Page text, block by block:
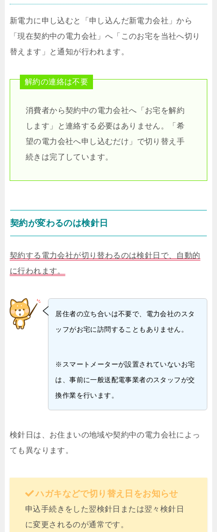
新電力に申し込むと「申し込んだ新電力会社」から
「現在契約中の電力会社」へ「このお宅を当社へ切り
替えます」と通知が行われます。
解約の連絡は不要
消費者から契約中の電力会社へ「お宅を解約
します」と連絡する必要はありません。「希
望の電力会社へ申し込むだけ」で切り替え手
続きは完了しています。
契約が変わるのは検針日
契約する電力会社が切り替わるのは検針日で、自動的
に行われます。
居住者の立ち合いは不要で、電力会社のスタ
ッフがお宅に訪問することもありません。
※スマートメーターが設置されていないお宅
は、事前に一般送配電事業者のスタッフが交
換作業を行います。
検針日は、お住まいの地域や契約中の電力会社によっ
ても異なります。
ハガキなどで切り替え日をお知らせ
申込手続きをした翌検針日または翌々検針日
に変更されるのが通常です。